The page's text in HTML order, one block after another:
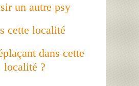
un autre psy
cette localité
dans cette
localité ?